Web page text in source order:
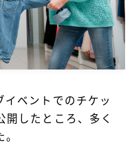
ベントでのチケッ
開したところ、多く